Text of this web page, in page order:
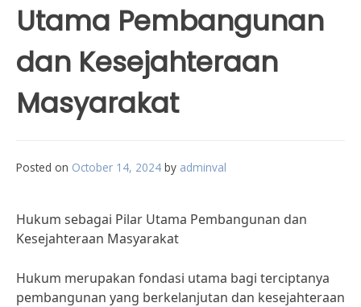
Utama Pembangunan
dan Kesejahteraan
Masyarakat
Posted on October 14, 2024 by adminval
Hukum sebagai Pilar Utama Pembangunan dan
Kesejahteraan Masyarakat
Hukum merupakan fondasi utama bagi terciptanya
pembangunan yang berkelanjutan dan kesejahteraan